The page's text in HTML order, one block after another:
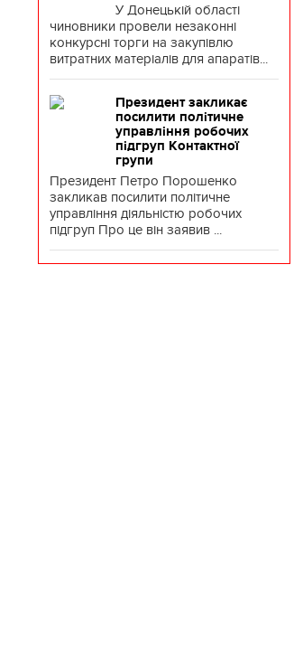
У Донецькій області
чиновники провели незаконні
конкурсні торги на закупівлю
витратних матеріалів для апаратів...
Президент закликає
посилити політичне
управління робочих
підгруп Контактної
групи
Президент Петро Порошенко
закликав посилити політичне
управління діяльністю робочих
підгруп Про це він заявив ...